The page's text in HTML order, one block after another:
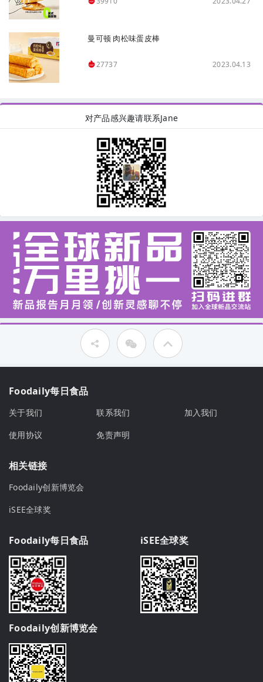
曼可顿 肉松味蛋皮棒
27737 2023.04.13
对产品感兴趣请联系Jane
Foodaily每日食品
关于我们 联系我们
加入我们
使用协议
免责声明
相关链接
Foodaily创新博览会
iSEE全球奖
Foodaily每日食品 iSEE全球奖
Foodaily创新博览会